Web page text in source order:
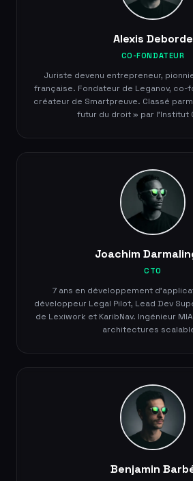
Alexis Deborde
CO-FONDATEUR
Juriste devenu entrepreneur,
française. Fondateur de Leganov, co-
créateur de Smartpreuve. Classé
futur du droit » par l'Institut
Joachim
CTO
7 ans en développement
développeur Legal Pilot, Lead Dev
de Lexiwork et KaribNav. Ingénieur
architectures
Benjamin